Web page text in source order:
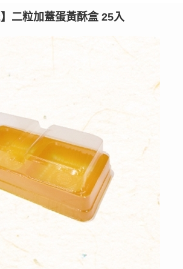
二粒加蓋蛋黃酥盒 25入